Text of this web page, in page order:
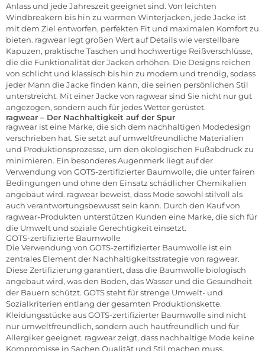
Anlass und jede Jahreszeit geeignet sind. Von leichten
Windbreakern bis hin zu warmen Winterjacken, jede Jacke ist
mit dem Ziel entworfen, perfekten Fit und maximalen Komfort zu
bieten. ragwear legt großen Wert auf Details wie verstellbare
Kapuzen, praktische Taschen und hochwertige Reißverschlüsse,
die die Funktionalität der Jacken erhöhen. Die Designs reichen
von schlicht und klassisch bis hin zu modern und trendig, sodass
jeder Mann die Jacke finden kann, die seinen persönlichen Stil
unterstreicht. Mit einer Jacke von ragwear sind Sie nicht nur gut
angezogen, sondern auch für jedes Wetter gerüstet.
ragwear – Der Nachhaltigkeit auf der Spur
ragwear ist eine Marke, die sich dem nachhaltigen Modedesign
verschrieben hat. Sie setzt auf umweltfreundliche Materialien
und Produktionsprozesse, um den ökologischen Fußabdruck zu
minimieren. Ein besonderes Augenmerk liegt auf der
Verwendung von GOTS-zertifizierter Baumwolle, die unter fairen
Bedingungen und ohne den Einsatz schädlicher Chemikalien
angebaut wird. ragwear beweist, dass Mode sowohl stilvoll als
auch verantwortungsbewusst sein kann. Durch den Kauf von
ragwear-Produkten unterstützen Kunden eine Marke, die sich für
die Umwelt und soziale Gerechtigkeit einsetzt.
GOTS-zertifizierte Baumwolle
Die Verwendung von GOTS-zertifizierter Baumwolle ist ein
zentrales Element der Nachhaltigkeitsstrategie von ragwear.
Diese Zertifizierung garantiert, dass die Baumwolle biologisch
angebaut wird, was den Boden, das Wasser und die Gesundheit
der Bauern schützt. GOTS steht für strenge Umwelt- und
Sozialkriterien entlang der gesamten Produktionskette.
Kleidungsstücke aus GOTS-zertifizierter Baumwolle sind nicht
nur umweltfreundlich, sondern auch hautfreundlich und für
Allergiker geeignet. ragwear zeigt, dass nachhaltige Mode keine
Kompromisse in Sachen Qualität und Stil machen muss.